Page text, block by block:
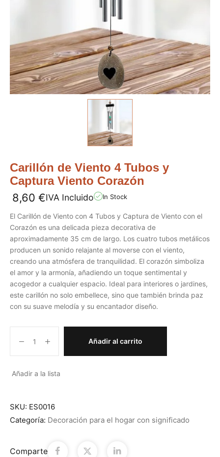
Carillón de Viento 4 Tubos y
Captura Viento Corazón
8,60 €IVA Incluido In Stock
El Carillón de Viento con 4 Tubos y Captura de Viento con el
Corazón es una delicada pieza decorativa de
aproximadamente 35 cm de largo. Los cuatro tubos metálicos
producen un sonido relajante al moverse con el viento,
creando una atmósfera de tranquilidad. El corazón simboliza
el amor y la armonía, añadiendo un toque sentimental y
acogedor a cualquier espacio. Ideal para interiores o jardines,
este carillón no solo embellece, sino que también brinda paz
con su suave melodía y su encantador diseño.
Añadir al carrito
Añadir a la lista
SKU: ES0016
Categoría: Decoración para el hogar con significado
Comparte